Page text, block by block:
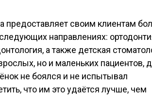
предоставляет своим клиентам
направлениях:
а также детская
но и маленьких пациентов,
не боялся и не испытывал
что им это удаётся лучше, чем